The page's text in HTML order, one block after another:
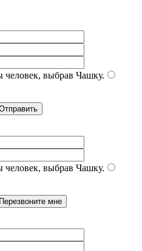
человек, выбрав Чашку.
человек, выбрав Чашку.